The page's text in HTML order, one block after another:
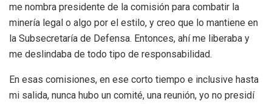
me nombra presidente de la comisión para combatir la
minería legal o algo por el estilo, y creo que lo mantiene en
la Subsecretaría de Defensa. Entonces, ahí me liberaba y
me deslindaba de todo tipo de responsabilidad.
En esas comisiones, en ese corto tiempo e inclusive hasta
mi salida, nunca hubo un comité, una reunión, yo no presidí